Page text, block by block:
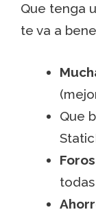
Que tenga
te va a
Que
Foros